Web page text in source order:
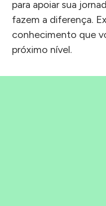
para apoiar sua
fazem a diferença.
conhecimento que
próximo nível.